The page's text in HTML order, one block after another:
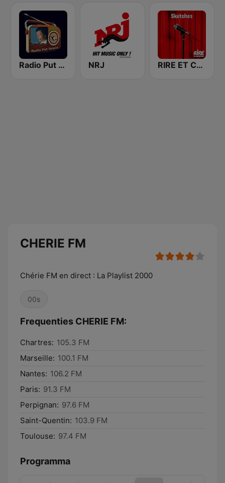
Radio Put Sreće NRJ RIRE ET CHANSONS SKETCHES
CHERIE FM
Chérie FM en direct : La Playlist 2000
00s
Frequenties CHERIE FM:
Chartres: 105.3 FM
Marseille: 100.1 FM
Nantes: 106.2 FM
Paris: 91.3 FM
Perpignan: 97.6 FM
Saint-Quentin: 103.9 FM
Toulouse: 97.4 FM
Programma